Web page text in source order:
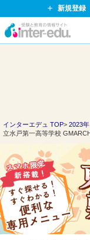
新規登録
イ
ド
ッ
ト
コ
ム
インターエデュ TOP 2023
立水戸第一高等学校